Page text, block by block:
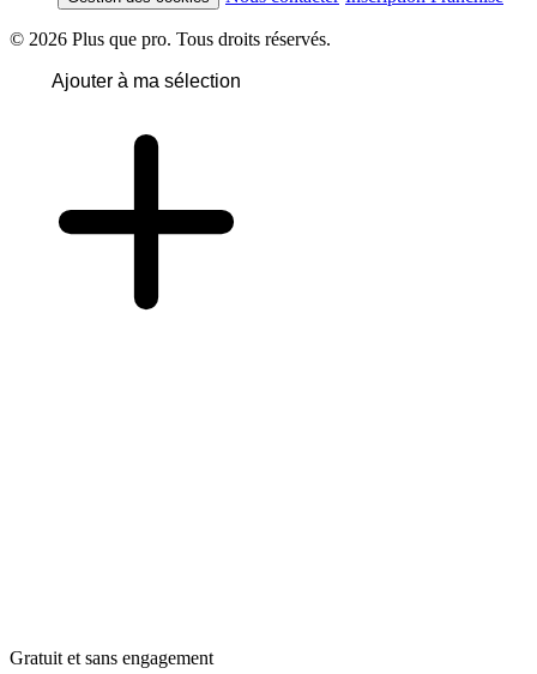
© 2026 Plus que pro. Tous droits réservés.
Ajouter à ma sélection
Gratuit et sans engagement